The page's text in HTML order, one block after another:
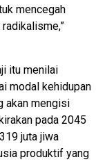
mencegah
itu menilai
modal kehidupan
akan mengisi
pada 2045
juta jiwa
produktif yang